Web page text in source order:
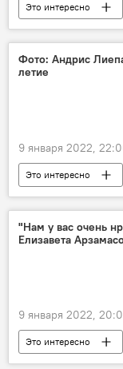
Это интересно
беременность
Фото: Андрис
летие
9 января 2022,
Это интересно
Ташкент
"Нам у вас очень
Елизавета
9 января 2022,
Это интересно
выходные